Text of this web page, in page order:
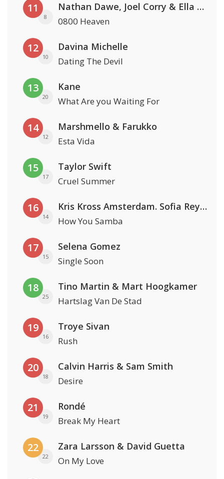
11
8
Nathan Dawe, Joel Corry & Ella Henderson
0800 Heaven
12
10
Davina Michelle
Dating The Devil
13
20
Kane
What Are you Waiting For
14
12
Marshmello & Farukko
Esta Vida
15
17
Taylor Swift
Cruel Summer
16
14
Kris Kross Amsterdam. Sofia Reyes & Tinie Tempah
How You Samba
17
15
Selena Gomez
Single Soon
18
25
Tino Martin & Mart Hoogkamer
Hartslag Van De Stad
19
16
Troye Sivan
Rush
20
18
Calvin Harris & Sam Smith
Desire
21
19
Rondé
Break My Heart
22
22
Zara Larsson & David Guetta
On My Love